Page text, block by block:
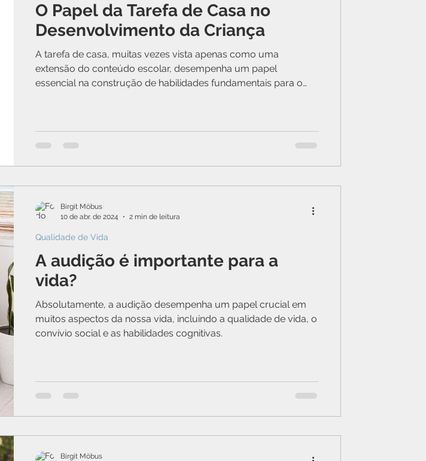
O Papel da Tarefa de Casa no
Desenvolvimento da Criança
A tarefa de casa, muitas vezes vista apenas como uma
extensão do conteúdo escolar, desempenha um papel
essencial na construção de habilidades fundamentais para o
A audição é importante para a
vida?
Absolutamente, a audição desempenha um papel crucial em
muitos aspectos da nossa vida, incluindo a qualidade de vida, o
convívio social e as habilidades cognitivas.
Qualidade de Vida
Birgit Möbus
10 de abr. de 2024
2 min de leitura
Birgit Möbus